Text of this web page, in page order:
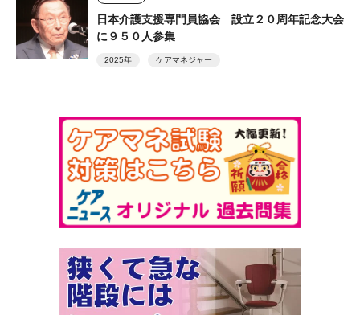
日本介護支援専門員協会 設立２０周年記念大会
に９５０人参集
2025年 ケアマネジャー